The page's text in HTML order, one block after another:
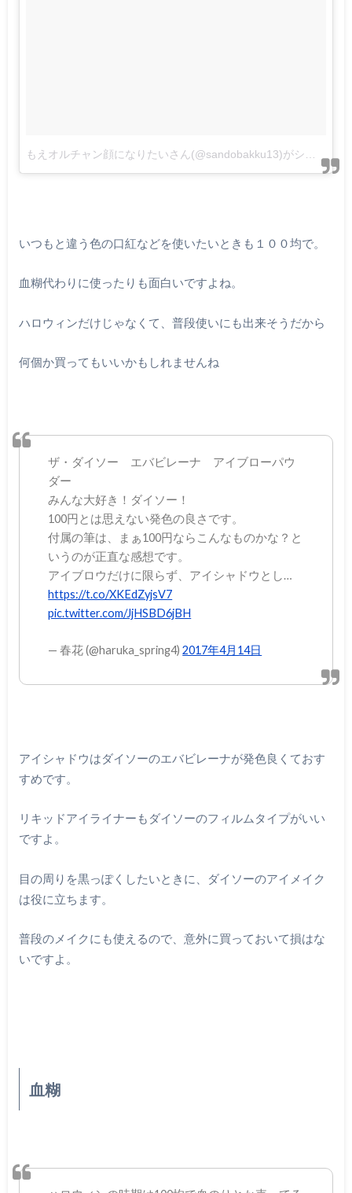
もえオルチャン顔になりたいさん(@sandobakku13)がシェアした投稿
いつもと違う色の口紅などを使いたいときも１００均で。
血糊代わりに使ったりも面白いですよね。
ハロウィンだけじゃなくて、普段使いにも出来そうだから
何個か買ってもいいかもしれませんね
ザ・ダイソー エバビレーナ アイブローパウ
ダー
みんな大好き！ダイソー！
100円とは思えない発色の良さです。
付属の筆は、まぁ100円ならこんなものかな？と
いうのが正直な感想です。
アイブロウだけに限らず、アイシャドウとし…
https://t.co/XKEdZyjsV7
pic.twitter.com/JjHSBD6jBH
— 春花 (@haruka_spring4)2017年4月14日
アイシャドウはダイソーのエバビレーナが発色良くておす
すめです。
リキッドアイライナーもダイソーのフィルムタイプがいい
ですよ。
目の周りを黒っぽくしたいときに、ダイソーのアイメイク
は役に立ちます。
普段のメイクにも使えるので、意外に買っておいて損はな
いですよ。
血糊